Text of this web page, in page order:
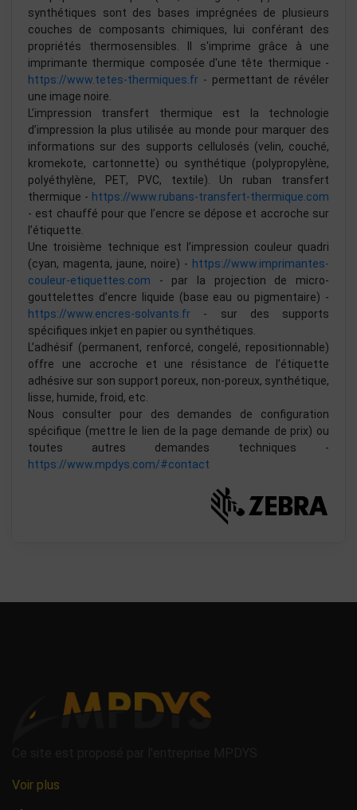
synthétiques sont des bases imprégnées de plusieurs
couches de composants chimiques, lui conférant des
propriétés thermosensibles. Il s'imprime grâce à une
imprimante thermique composée d'une tête thermique -
https://www.tetes-thermiques.fr - permettant de révéler
une image noire.
L’impression transfert thermique est la technologie
d’impression la plus utilisée au monde pour marquer des
informations sur des supports cellulosés (velin, couché,
kromekote, cartonnette) ou synthétique (polypropylène,
polyéthylène, PET, PVC, textile). Un ruban transfert
thermique - https://www.rubans-transfert-thermique.com
- est chauffé pour que l’encre se dépose et accroche sur
l’étiquette.
Une troisième technique est l’impression couleur quadri
(cyan, magenta, jaune, noire) - https://www.imprimantes-
couleur-etiquettes.com - par la projection de micro-
gouttelettes d’encre liquide (base eau ou pigmentaire) -
https://www.encres-solvants.fr - sur des supports
spécifiques inkjet en papier ou synthétiques.
L’adhésif (permanent, renforcé, congelé, repositionnable)
offre une accroche et une résistance de l’étiquette
adhésive sur son support poreux, non-poreux, synthétique,
lisse, humide, froid, etc.
Nous consulter pour des demandes de configuration
spécifique (mettre le lien de la page demande de prix) ou
toutes autres demandes techniques -
https://www.mpdys.com/#contact
Voir plus